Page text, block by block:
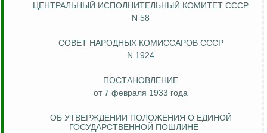
ЦЕНТРАЛЬНЫЙ ИСПОЛНИТЕЛЬНЫЙ КОМИТЕТ СССР
N 58
СОВЕТ НАРОДНЫХ КОМИССАРОВ СССР
N 1924
ПОСТАНОВЛЕНИЕ
от 7 февраля 1933 года
ОБ УТВЕРЖДЕНИИ ПОЛОЖЕНИЯ О ЕДИНОЙ
ГОСУДАРСТВЕННОЙ ПОШЛИНЕ